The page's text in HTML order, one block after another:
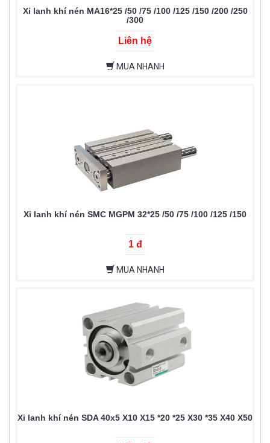
Xi lanh khí nén MA16*25 /50 /75 /100 /125 /150 /200 /250
/300
Liên hệ
MUA NHANH
Xi lanh khí nén SMC MGPM 32*25 /50 /75 /100 /125 /150
1 đ
MUA NHANH
Xi lanh khí nén SDA 40x5 X10 X15 *20 *25 X30 *35 X40 X50